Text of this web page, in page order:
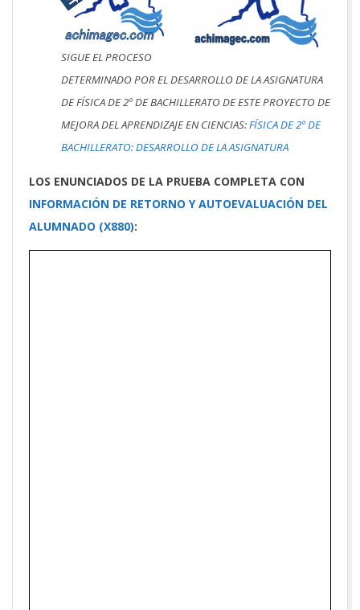
SIGUE EL PROCESO
DETERMINADO POR EL DESARROLLO DE LA ASIGNATURA
DE FÍSICA DE 2º DE BACHILLERATO DE ESTE PROYECTO DE
MEJORA DEL APRENDIZAJE EN CIENCIAS:FÍSICA DE 2º DE
BACHILLERATO: DESARROLLO DE LA ASIGNATURA
LOS ENUNCIADOS DE LA PRUEBA COMPLETA CON
INFORMACIÓN DE RETORNO Y AUTOEVALUACIÓN DEL
ALUMNADO (X880):